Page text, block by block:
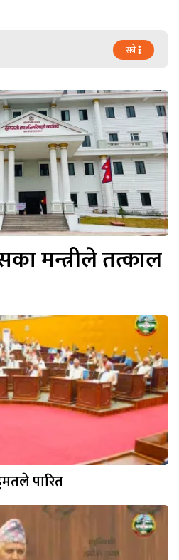
सबै
मन्त्रीले तत्काल
पारित